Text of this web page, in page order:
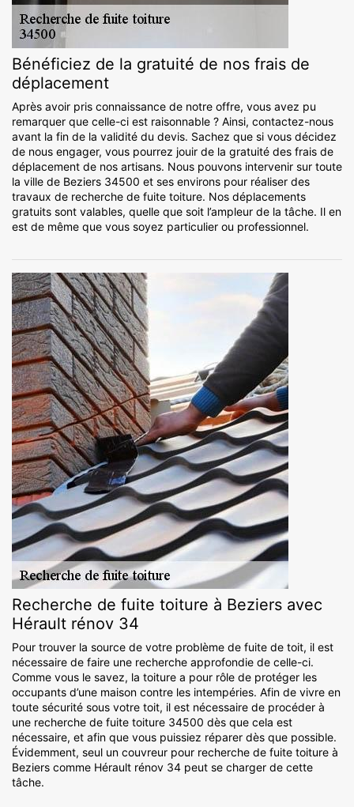
Bénéficiez de la gratuité de nos frais de
déplacement
Après avoir pris connaissance de notre offre, vous avez pu
remarquer que celle-ci est raisonnable ? Ainsi, contactez-nous
avant la fin de la validité du devis. Sachez que si vous décidez
de nous engager, vous pourrez jouir de la gratuité des frais de
déplacement de nos artisans. Nous pouvons intervenir sur toute
la ville de Beziers 34500 et ses environs pour réaliser des
travaux de recherche de fuite toiture. Nos déplacements
gratuits sont valables, quelle que soit l’ampleur de la tâche. Il en
est de même que vous soyez particulier ou professionnel.
Recherche de fuite toiture à Beziers avec
Hérault rénov 34
Pour trouver la source de votre problème de fuite de toit, il est
nécessaire de faire une recherche approfondie de celle-ci.
Comme vous le savez, la toiture a pour rôle de protéger les
occupants d’une maison contre les intempéries. Afin de vivre en
toute sécurité sous votre toit, il est nécessaire de procéder à
une recherche de fuite toiture 34500 dès que cela est
nécessaire, et afin que vous puissiez réparer dès que possible.
Évidemment, seul un couvreur pour recherche de fuite toiture à
Beziers comme Hérault rénov 34 peut se charger de cette
tâche.